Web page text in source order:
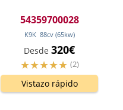
54359700028
K9K 88cv (65kw)
Desde 320€
(2)
Vistazo rápido